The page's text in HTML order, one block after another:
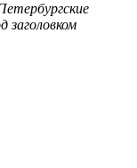
заголовком